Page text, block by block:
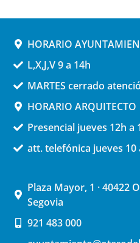
HORARIO
L,X,J,V 9 a 14h
MARTES cerrado
HORARIO ARQUITECTO
Presencial jueves 12h a
att. telefónica jueves 10
Plaza Mayor, 1 · 40422
Segovia
921 483 000